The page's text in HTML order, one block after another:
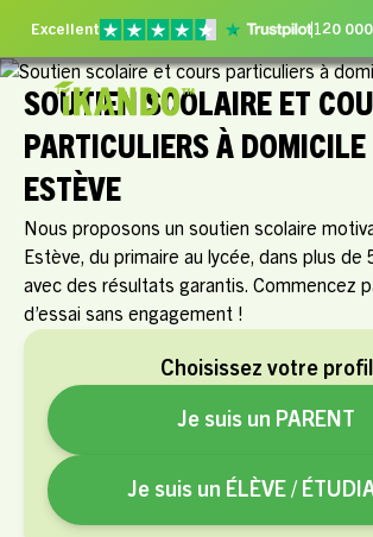
Excellent 120
SOUTIEN SCOLAIRE ET
PARTICULIERS À
ESTÈVE
Nous proposons un soutien scolaire
Estève, du primaire au lycée, dans plus de
avec des résultats garantis. Commencez
d’essai sans engagement !
Choisissez votre profil
Je suis un PARENT
Je suis un ÉLÈVE /